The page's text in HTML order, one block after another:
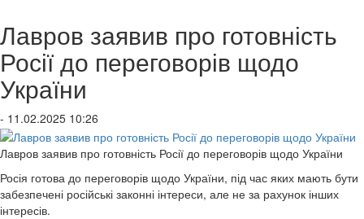
Лавров заявив про готовність
Росії до переговорів щодо
України
- 11.02.2025 10:26
Лавров заявив про готовність Росії до переговорів щодо України
Росія готова до переговорів щодо України, під час яких мають бути
забезпечені російські законні інтереси, але не за рахунок інших
інтересів.